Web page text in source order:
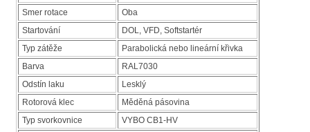
Smer rotace
Oba
Startování
DOL, VFD, Softstartér
Typ zátěže
Parabolická nebo lineární křivka
Barva
RAL7030
Odstín laku
Lesklý
Rotorová klec
Měděná pásovina
Typ svorkovnice
VYBO CB1-HV